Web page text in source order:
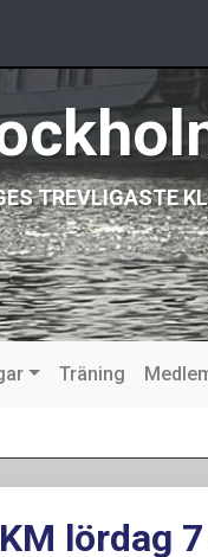
TREVLIGASTE
Träning
KM lördag